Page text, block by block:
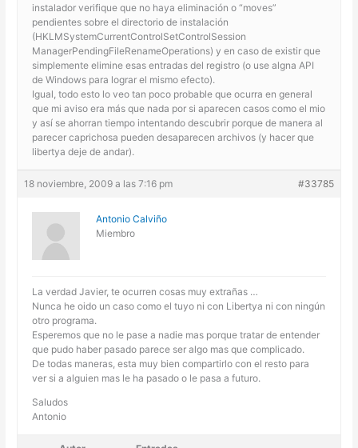
instalador verifique que no haya eliminación o “moves”
pendientes sobre el directorio de instalación
(HKLMSystemCurrentControlSetControlSession
ManagerPendingFileRenameOperations) y en caso de existir que
simplemente elimine esas entradas del registro (o use algna API
de Windows para lograr el mismo efecto).
Igual, todo esto lo veo tan poco probable que ocurra en general
que mi aviso era más que nada por si aparecen casos como el mio
y así se ahorran tiempo intentando descubrir porque de manera al
parecer caprichosa pueden desaparecen archivos (y hacer que
libertya deje de andar).
18 noviembre, 2009 a las 7:16 pm #33785
Antonio Calviño
Miembro
La verdad Javier, te ocurren cosas muy extrañas …
Nunca he oido un caso como el tuyo ni con Libertya ni con ningún
otro programa.
Esperemos que no le pase a nadie mas porque tratar de entender
que pudo haber pasado parece ser algo mas que complicado.
De todas maneras, esta muy bien compartirlo con el resto para
ver si a alguien mas le ha pasado o le pasa a futuro.
Saludos
Antonio